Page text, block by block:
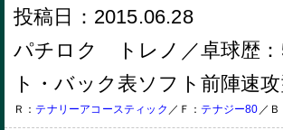
投稿日：2015.06.28
パチロク トレノ／卓球歴：
ト・バック表ソフト前陣速
Ｒ：テナリーアコースティック ／Ｆ：テナジー80 ／Ｂ